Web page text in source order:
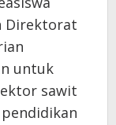
Direktorat
untuk
sawit